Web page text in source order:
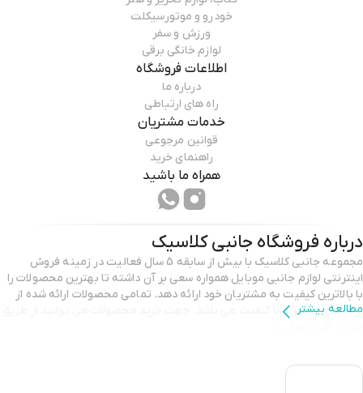
خودرو و موتورسیکلت
ورزش و سفر
لوازم خانگی برقی
اطلاعات فروشگاه
درباره ما
راه های ارتباطی
خدمات مشتریان
قوانین مرجوعی
راهنمای خرید
همراه ما باشید
درباره فروشگاه جانبی کلاسیک
مجموعه جانبی کلاسیک با بیش از سابقه 5 سال فعالیت در زمینه فروش
اینترنتی لوازم جانبی موبایل همواره سعی بر آن داشته تا بهترین محصولات را
با بالاترین کیفیت به مشتریان خود ارائه دهد. تمامی محصولات ارائه شده از
مطالعه بیشتر